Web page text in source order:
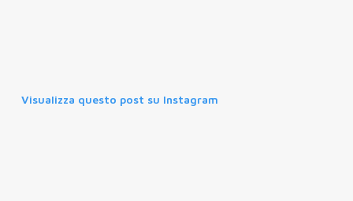
Visualizza questo post su Instagram